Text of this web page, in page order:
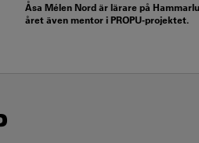
Åsa Mélen Nord är lärare på
året även mentor i PROPU-projektet.